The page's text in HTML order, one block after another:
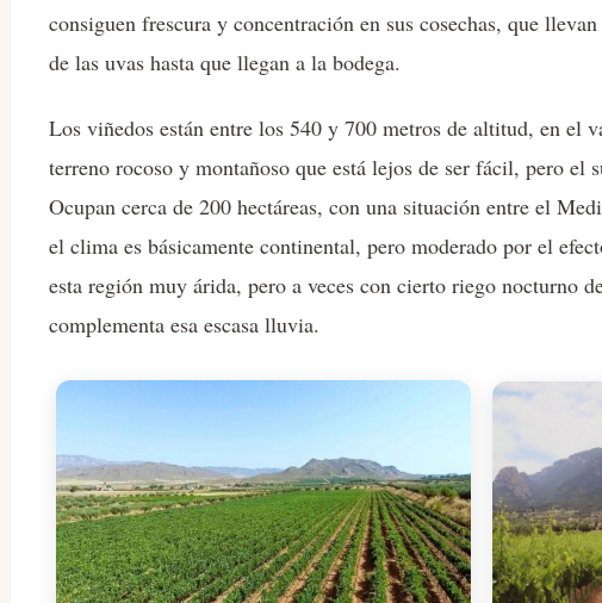
consiguen frescura y concentración en sus cosechas, que
de las uvas hasta que llegan a la bodega.
Los viñedos están entre los 540 y 700 metros de altitud, en el
terreno rocoso y montañoso que está lejos de ser fácil, pero el
Ocupan cerca de 200 hectáreas, con una situación entre el
el clima es básicamente continental, pero moderado por el
esta región muy árida, pero a veces con cierto riego nocturno
complementa esa escasa lluvia.